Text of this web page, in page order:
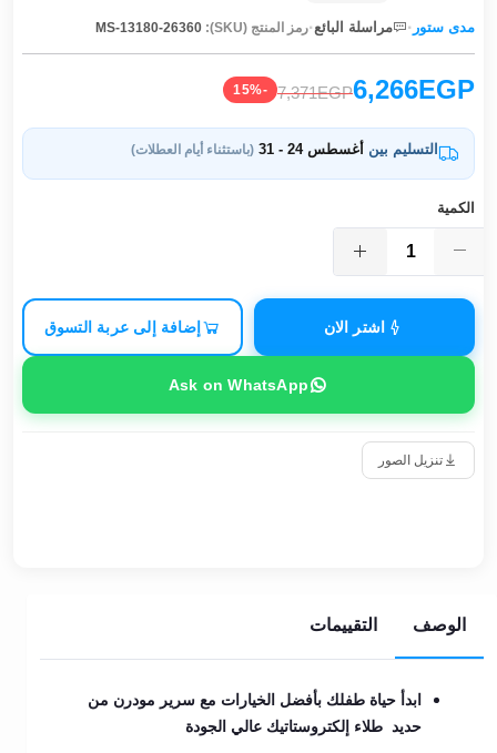
مدى ستور · مراسلة البائع·رمز المنتج (SKU): MS-13180-26360
6,266EGP
7,371EGP
-15%
التسليم بين أغسطس 24 - 31 (باستثناء أيام العطلات)
الكمية
اشتر الان إضافة إلى عربة التسوق
Ask on WhatsApp
تنزيل الصور
الوصف التقييمات
ابدأ حياة طفلك بأفضل الخيارات مع سرير مودرن من
حديد طلاء إلكتروستاتيك عالي الجودة